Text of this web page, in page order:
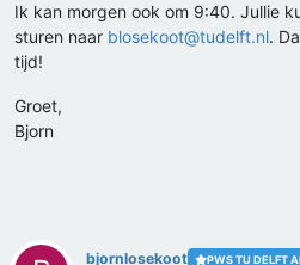
Ik kan morgen ook om 9:40. Jullie
sturen naar blosekoot@tudelft.nl.
tijd!
Groet,
Bjorn
bjornlosekoot PWS TU DELFT